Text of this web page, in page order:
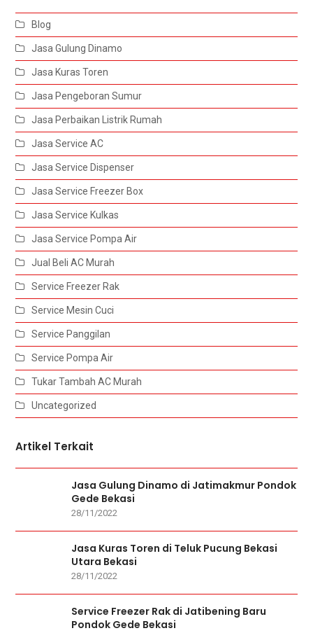
Blog
Jasa Gulung Dinamo
Jasa Kuras Toren
Jasa Pengeboran Sumur
Jasa Perbaikan Listrik Rumah
Jasa Service AC
Jasa Service Dispenser
Jasa Service Freezer Box
Jasa Service Kulkas
Jasa Service Pompa Air
Jual Beli AC Murah
Service Freezer Rak
Service Mesin Cuci
Service Panggilan
Service Pompa Air
Tukar Tambah AC Murah
Uncategorized
Artikel Terkait
Jasa Gulung Dinamo di Jatimakmur Pondok
Gede Bekasi
28/11/2022
Jasa Kuras Toren di Teluk Pucung Bekasi
Utara Bekasi
28/11/2022
Service Freezer Rak di Jatibening Baru
Pondok Gede Bekasi